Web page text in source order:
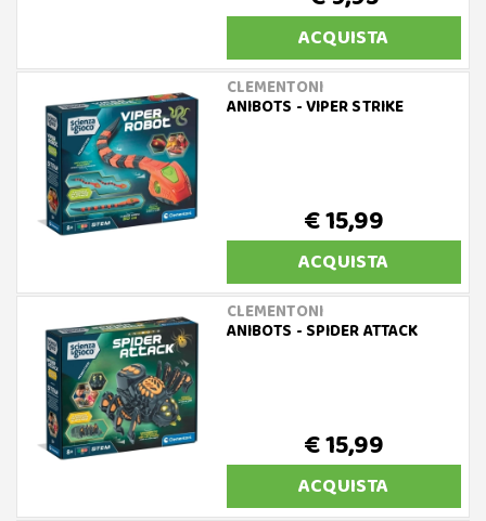
ACQUISTA
CLEMENTONI
ANIBOTS - VIPER STRIKE
€ 15,99
ACQUISTA
CLEMENTONI
ANIBOTS - SPIDER ATTACK
€ 15,99
ACQUISTA